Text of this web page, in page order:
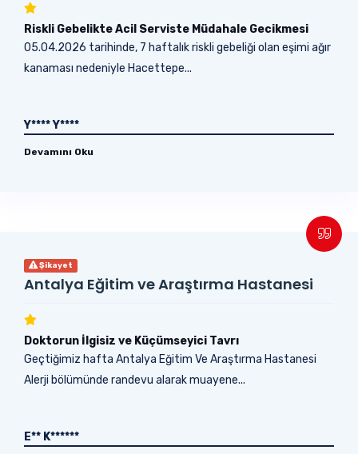
Riskli Gebelikte Acil Serviste Müdahale Gecikmesi
05.04.2026 tarihinde, 7 haftalık riskli gebeliği olan eşimi ağır
kanaması nedeniyle Hacettepe...
Y**** Y****
Devamını Oku
Şikayet
Antalya Eğitim ve Araştırma Hastanesi
Doktorun İlgisiz ve Küçümseyici Tavrı
Geçtiğimiz hafta Antalya Eğitim Ve Araştırma Hastanesi
Alerji bölümünde randevu alarak muayene...
E** K******